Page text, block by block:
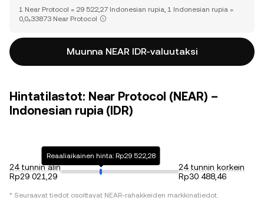
1 Near Protocol = 29 522,27 Indonesian rupia, 1 Indonesian rupia =
0,0₄33873 Near Protocol
Muunna NEAR IDR-valuutaksi
Hintatilastot: Near Protocol (NEAR) –
Indonesian rupia (IDR)
24 tunnin alin
Rp29 021,29
Reaaliaikainen hinta: Rp29 522,28
24 tunnin korkein
Rp30 488,46
* Seuraavat tiedot osoittavat NEAR-rahakkeiden markkinatiedot.